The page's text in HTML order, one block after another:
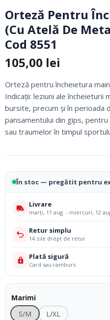
Orteză Pentru
(Cu Atelă De
Cod 8551
105,00 lei
Orteză pentru încheietura
Indicaţii: leziuni ale
bursite, precum și în perioada
pansamentului din gips,
sau traumelor în timpul
În stoc — pregătit pentru
Livrare
marți, 11 aug. - miercuri, 12
Retur simplu
14 zile drept de retur
Plată sigură
Card sau ramburs
Marimi
S/M
L/XL